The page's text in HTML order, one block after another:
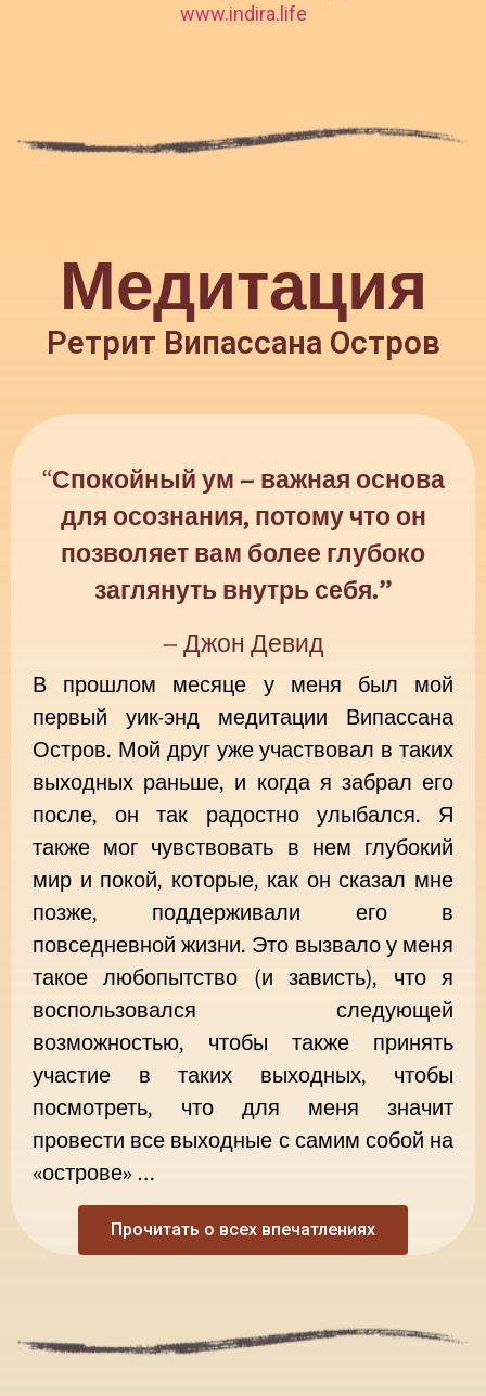
www.indira.life
Медитация
Ретрит Випассана Остров
“Спокойный ум – важная основа
для осознания, потому что он
позволяет вам более глубоко
заглянуть внутрь себя.”
– Джон Девид
В прошлом месяце у меня был мой
первый уик-энд медитации Випассана
Остров. Мой друг уже участвовал в таких
выходных раньше, и когда я забрал его
после, он так радостно улыбался. Я
также мог чувствовать в нем глубокий
мир и покой, которые, как он сказал мне
позже, поддерживали его в
повседневной жизни. Это вызвало у меня
такое любопытство (и зависть), что я
воспользовался следующей
возможностью, чтобы также принять
участие в таких выходных, чтобы
посмотреть, что для меня значит
провести все выходные с самим собой на
«острове» …
Прочитать о всех впечатлениях